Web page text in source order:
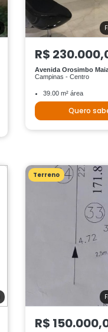
R$
Avenida Orosimbo
Campinas - Centro
39.00 m² área
Quero
Terreno
R$